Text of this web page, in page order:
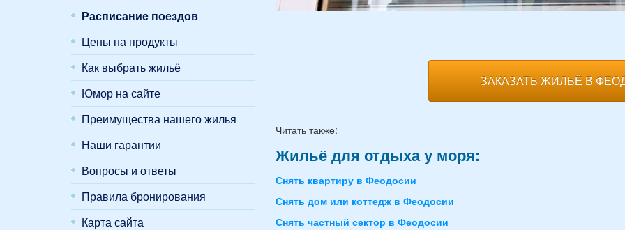
Расписание поездов
Цены на продукты
Как выбрать жильё
Юмор на сайте
Преимущества нашего жилья
Наши гарантии
Вопросы и ответы
Правила бронирования
Карта сайта
ЗАКАЗАТЬ ЖИЛЬЁ В
Читать также:
Жильё для отдыха у моря:
Снять квартиру в Феодосии
Снять дом или коттедж в Феодосии
Снять частный сектор в Феодосии